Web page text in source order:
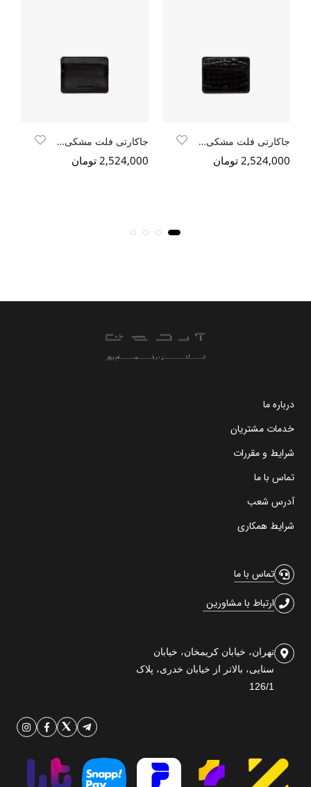
جاکارتی فلت مشکی کروکو
2,524,000 تومان
جاکارتی فلت مشکی سافتی
2,524,000 تومان
درباره ما
خدمات مشتریان
شرایط و مقررات
تماس با ما
آدرس شعب
شرایط همکاری
تماس با ما
ارتباط با مشاورین
تهران، خیابان کریمخان، خیابان
سنایی، بالاتر از خیابان خدری، پلاک
126/1